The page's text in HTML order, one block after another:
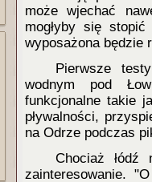
może wjechać
mogłyby się
wyposażona będzie
Pierwsze
wodnym pod
funkcjonalne takie
pływalności,
na Odrze podczas
Chociaż
zainteresowanie.